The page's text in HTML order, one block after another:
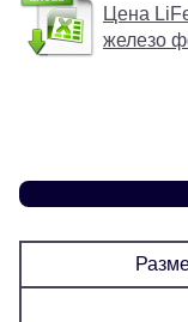
Цена
железо